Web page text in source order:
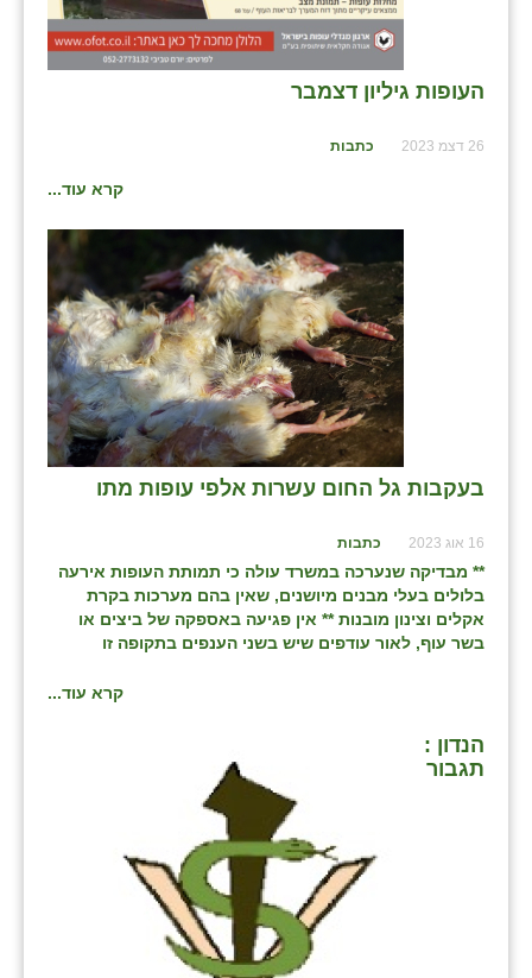
העופות גיליון דצמבר
26 דצמ 2023 כתבות
קרא עוד...
בעקבות גל החום עשרות אלפי עופות מתו
16 אוג 2023 כתבות
** מבדיקה שנערכה במשרד עולה כי תמותת העופות אירעה
בלולים בעלי מבנים מיושנים, שאין בהם מערכות בקרת
אקלים וצינון מובנות ** אין פגיעה באספקה של ביצים או
בשר עוף, לאור עודפים שיש בשני הענפים בתקופה זו
קרא עוד...
הנדון :
תגבור
שדה ורבורג
שדה צבי